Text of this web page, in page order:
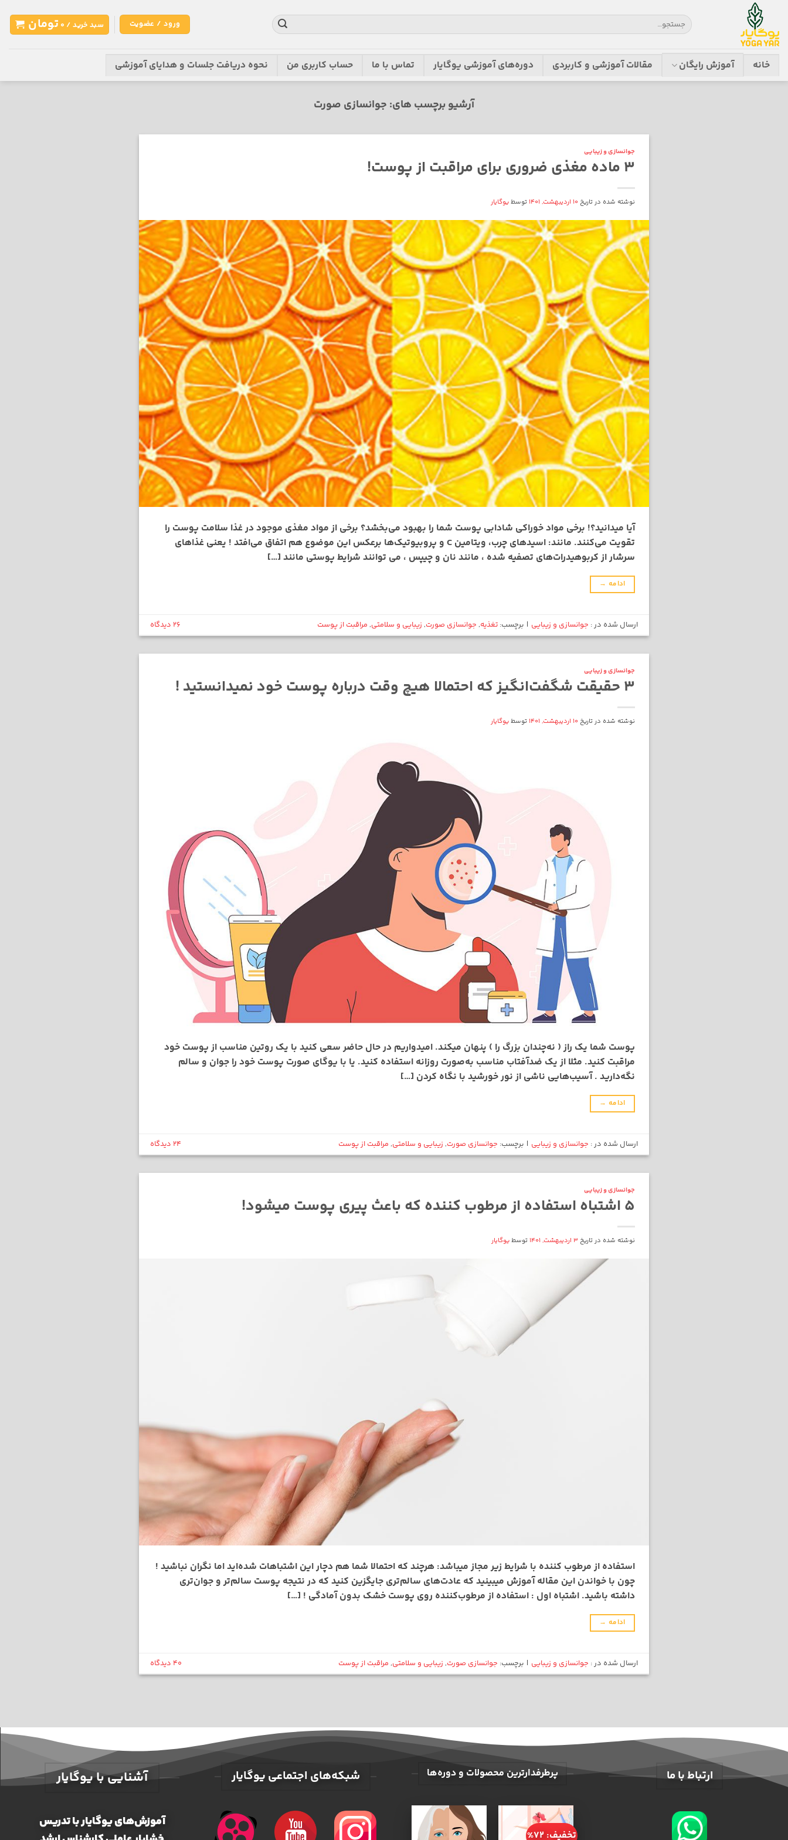
content
جستجو
برای:
ورود / عضویت سبد خرید / 0 تومان
خانه آموزش رایگان مقالات آموزشی و کاربردی دوره‌های آموزشی یوگایار تماس با ما حساب کاربری من نحوه دریافت جلسات و‌ هدایای آموزشی
آرشیو برچسب های: جوانسازی صورت
جوانسازی و زیبایی
3 ماده مغذی ضروری برای مراقبت از پوست!
نوشته شده در تاریخ 10 اردیبهشت, 1401 توسطیوگایار
آیا میدانید؟! برخی مواد خوراکی شادابی پوست شما را بهبود می‌بخشد؟ برخی از مواد مغذی موجود در غذا سلامت پوست را
تقویت می‌کنند. مانند: اسیدهای چرب، ویتامین C و پروبیوتیک‌ها برعکس این موضوع هم اتفاق می‌افتد ! یعنی غذاهای
سرشار از کربوهیدرات‌های تصفیه شده ، مانند نان و چیپس ، می توانند شرایط پوستی مانند […]
ادامه →
ارسال شده در : جوانسازی و زیبایی | برچسب:تغذیه, جوانسازی صورت, زیبایی و سلامتی, مراقبت از پوست 26 دیدگاه
جوانسازی و زیبایی
3 حقیقت شگفت‌انگیز که احتمالا هیچ وقت در‌باره پوست خود نمیدانستید !
نوشته شده در تاریخ 10 اردیبهشت, 1401 توسطیوگایار
پوست شما یک راز ( نه‌چندان بزرگ را ) پنهان میکند. امیدواریم در حال حاضر سعی کنید با یک روتین مناسب از پوست خود
مراقبت کنید. مثلا از یک ضد‌آفتاب مناسب به‌صورت روزانه استفاده کنید. یا با یوگای صورت پوست خود را جوان و سالم
نگه‌دارید . آسیب‌هایی ناشی از نور خورشید با نگاه کردن […]
ادامه →
ارسال شده در : جوانسازی و زیبایی | برچسب: جوانسازی صورت, زیبایی و سلامتی, مراقبت از پوست 24 دیدگاه
جوانسازی و زیبایی
5 اشتباه استفاده از مرطوب کننده که باعث پیری پوست میشود!
نوشته شده در تاریخ 3 اردیبهشت, 1401 توسطیوگایار
استفاده از مرطوب کننده با شرایط زیر مجاز میباشد: هرچند که احتمالا شما هم دچار این اشتباهات شده‌اید اما نگران نباشید !
چون با خواندن این مقاله آموزش میبینید که عادت‌های سالم‌تری جایگزین کنید که در نتیجه پوست سالم‌تر و جوان‌تری
داشته باشید. اشتباه اول : استفاده از مرطوب‌کننده روی پوست خشک بدون آمادگی ! […]
ادامه →
ارسال شده در : جوانسازی و زیبایی | برچسب: جوانسازی صورت, زیبایی و سلامتی, مراقبت از پوست 40 دیدگاه
ارتباط با ما پرطرفدارترین محصولات و دوره‌ها
تخفیف: 72%
شبکه‌های اجتماعی یوگایار آشنایی با یوگایار
آموزش‌های یوگایار با تدریس